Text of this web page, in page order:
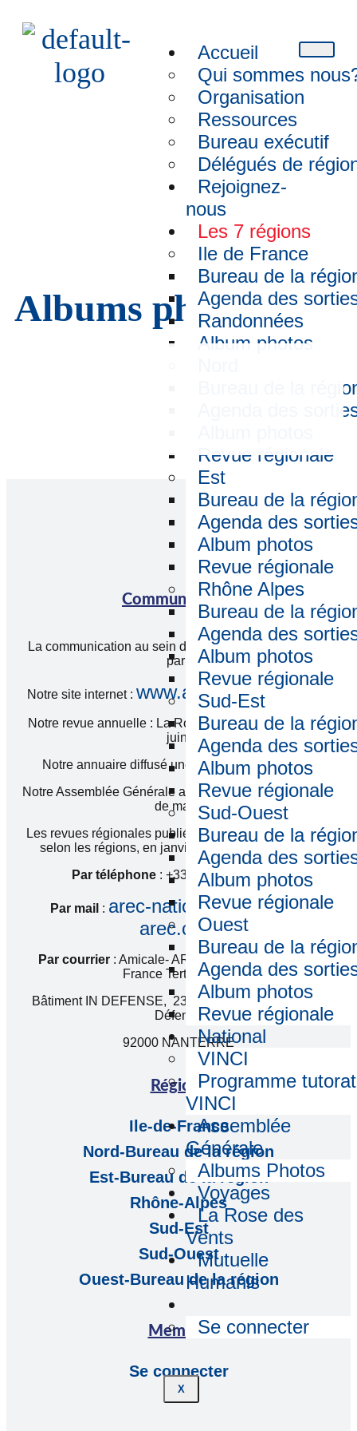
Accueil
Qui sommes
Organisation
Ressources
Bureau exécutif
Délégués de
Rejoignez-
nous
Les 7 régions
Ile de France
Bureau de la
Agenda des
Randonnées
Album photos
Bureau de la
Agenda des
Revue régionale
Est
Bureau de la
Agenda des
Album photos
Revue régionale
Rhône Alpes
Bureau de la
Agenda des
Album photos
Revue régionale
Sud-Est
Bureau de la
Agenda des
Album photos
Revue régionale
Sud-Ouest
Bureau de la
Agenda des
Album photos
Revue régionale
Ouest
Bureau de la
Agenda des
Album photos
Revue régionale
National
VINCI
Programme tutorat
VINCI
Assemblée
Générale
Albums Photos
Voyages
La Rose des
Vents
Mutuelle
Humanis
Se connecter
X
Est-Album photos
Albums photos
Communication
La communication au sein de notre association se fait
par :
Notre site internet : www.amicale-arec.com
Notre revue annuelle : La Rose des Vents parution en
juin.
Notre annuaire diffusé une fois par an en janvier.
Notre Assemblée Générale annuelle le deuxième mardi
de mars.
Les revues régionales publiées une à deux fois par an
selon les régions, en janvier, ou en janvier et juin.
Par téléphone: +33 (0) 1 55 94 13 02
Par mail : arec-national@amicale-
arec.com
Par courrier: Amicale- AREC c/o VINCI Energies
France Tertiaire IDF
Bâtiment IN DEFENSE, 2313-2323 boulevard de la
Défense
92000 NANTERRE
Régions
Ile-de-France
Nord-Bureau de la région
Est-Bureau de la région
Rhône-Alpes
Sud-Est
Sud-Ouest
Ouest-Bureau de la région
Membre
Se connecter